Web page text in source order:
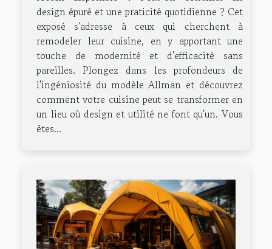
design épuré et une praticité quotidienne ? Cet
exposé s'adresse à ceux qui cherchent à
remodeler leur cuisine, en y apportant une
touche de modernité et d'efficacité sans
pareilles. Plongez dans les profondeurs de
l'ingéniosité du modèle Allman et découvrez
comment votre cuisine peut se transformer en
un lieu où design et utilité ne font qu'un. Vous
êtes...